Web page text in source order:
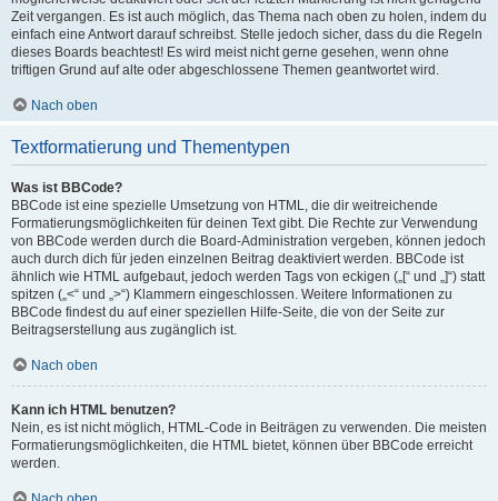
Zeit vergangen. Es ist auch möglich, das Thema nach oben zu holen, indem du
einfach eine Antwort darauf schreibst. Stelle jedoch sicher, dass du die Regeln
dieses Boards beachtest! Es wird meist nicht gerne gesehen, wenn ohne
triftigen Grund auf alte oder abgeschlossene Themen geantwortet wird.
Nach oben
Textformatierung und Thementypen
Was ist BBCode?
BBCode ist eine spezielle Umsetzung von HTML, die dir weitreichende
Formatierungsmöglichkeiten für deinen Text gibt. Die Rechte zur Verwendung
von BBCode werden durch die Board-Administration vergeben, können jedoch
auch durch dich für jeden einzelnen Beitrag deaktiviert werden. BBCode ist
ähnlich wie HTML aufgebaut, jedoch werden Tags von eckigen („[“ und „]“) statt
spitzen („<“ und „>“) Klammern eingeschlossen. Weitere Informationen zu
BBCode findest du auf einer speziellen Hilfe-Seite, die von der Seite zur
Beitragserstellung aus zugänglich ist.
Nach oben
Kann ich HTML benutzen?
Nein, es ist nicht möglich, HTML-Code in Beiträgen zu verwenden. Die meisten
Formatierungsmöglichkeiten, die HTML bietet, können über BBCode erreicht
werden.